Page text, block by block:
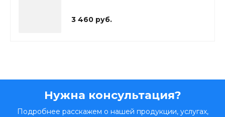
3 460 руб.
Нужна консультация?
Подробнее расскажем о нашей продукции, услугах,